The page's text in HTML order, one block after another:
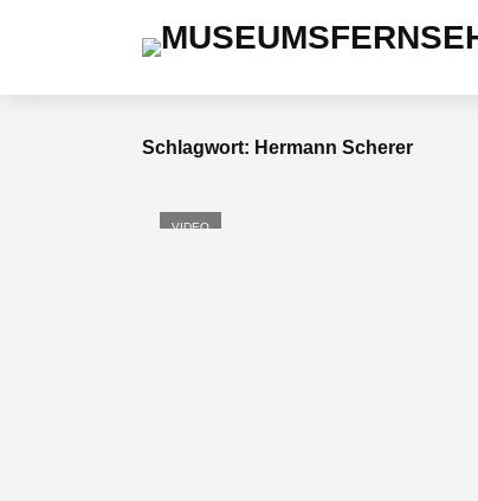
Schlagwort: Hermann Scherer
VIDEO